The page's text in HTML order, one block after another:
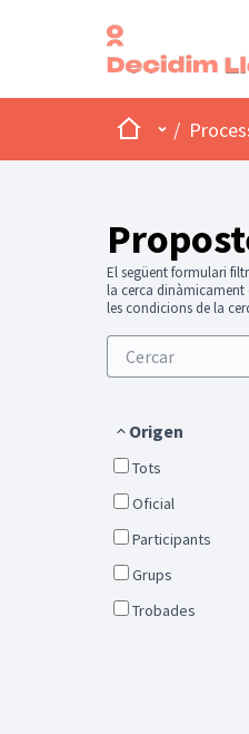
Inici Menú
/
El següent formulari
la cerca dinàmicament
les condicions de la
Origen
Tots
Oficial
Participants
Grups
Trobades